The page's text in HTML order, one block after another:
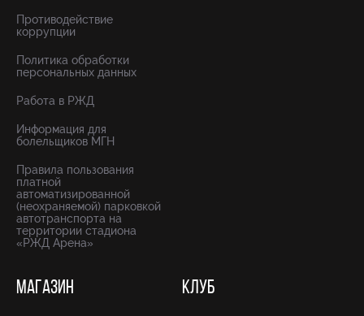
Противодействие
коррупции
Политика обработки
персональных данных
Работа в РЖД
Информация для
болельщиков МГН
Правила пользования
платной
автоматизированной
(неохраняемой) парковкой
автотранспорта на
территории стадиона
«РЖД Арена»
МАГАЗИН КЛУБ